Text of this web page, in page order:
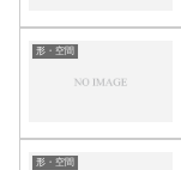
形・空間
形・空間